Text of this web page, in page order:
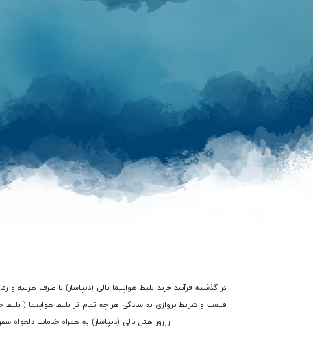
قیمت و شرایط پروازی به سادگی هر چه تمام تر بلیط هواپیما ( بلیط
رزرور هتل بالی (دنپاسار) به همراه خدمات دلخواه